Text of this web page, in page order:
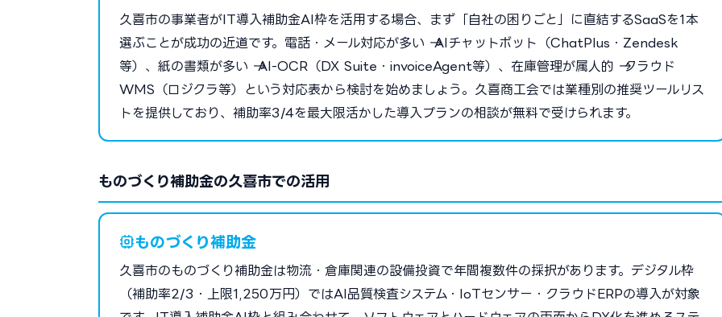
久喜市の事業者がIT導入補助金AI枠を活用する場合、まず「自社の困りごと」に直結するSaaSを1本
選ぶことが成功の近道です。電話・メール対応が多い → AIチャットボット（ChatPlus・Zendesk
等）、紙の書類が多い → AI-OCR（DX Suite・invoiceAgent等）、在庫管理が属人的 → クラウド
WMS（ロジクラ等）という対応表から検討を始めましょう。久喜商工会では業種別の推奨ツールリス
トを提供しており、補助率3/4を最大限活かした導入プランの相談が無料で受けられます。
ものづくり補助金の久喜市での活用
ものづくり補助金
久喜市のものづくり補助金は物流・倉庫関連の設備投資で年間複数件の採択があります。デジタル枠
（補助率2/3・上限1,250万円）ではAI品質検査システム・IoTセンサー・クラウドERPの導入が対象